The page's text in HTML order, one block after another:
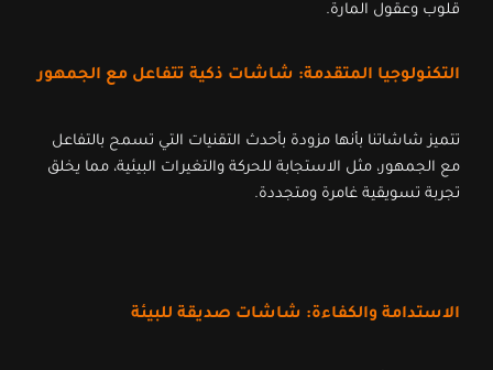
قلوب وعقول المارة.
التكنولوجيا المتقدمة: شاشات ذكية تتفاعل مع الجمهور
تتميز شاشاتنا بأنها مزودة بأحدث التقنيات التي تسمح بالتفاعل
مع الجمهور، مثل الاستجابة للحركة والتغيرات البيئية، مما يخلق
تجربة تسويقية غامرة ومتجددة.
الاستدامة والكفاءة: شاشات صديقة للبيئة